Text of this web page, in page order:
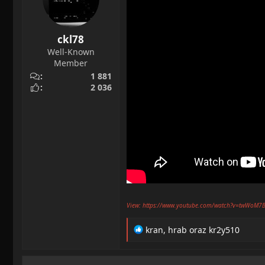
ckl78
Well-Known
Member
1 881
2 036
View: https://www.youtube.com/
R
kran, hrab oraz kr2y510